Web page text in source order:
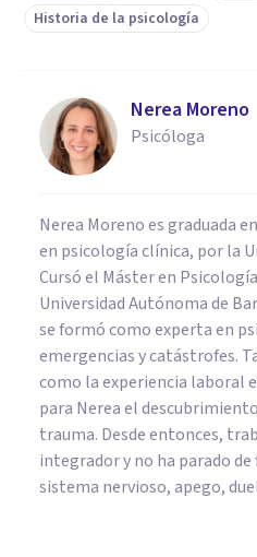
Historia de la psicología
Nerea Moreno
Psicóloga
Nerea Moreno es graduada
en psicología clínica, por la
Cursó el Máster en
Universidad Autónoma de
se formó como experta en
emergencias y catástrofes.
como la experiencia laboral
para Nerea el
trauma. Desde entonces,
integrador y no ha parado
sistema nervioso, apego,